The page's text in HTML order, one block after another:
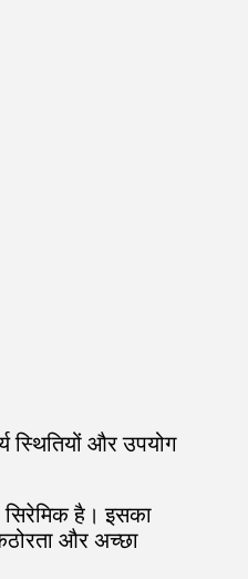
स्थितियों और उपयोग
सिरेमिक है। इसका
और अच्छा